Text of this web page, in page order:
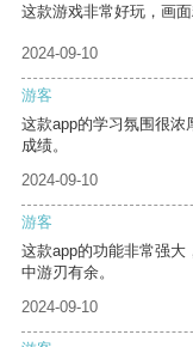
这款游戏非常好玩，画面
2024-09-10
游客
这款app的学习氛围很浓
成绩。
2024-09-10
游客
这款app的功能非常强大
中游刃有余。
2024-09-10